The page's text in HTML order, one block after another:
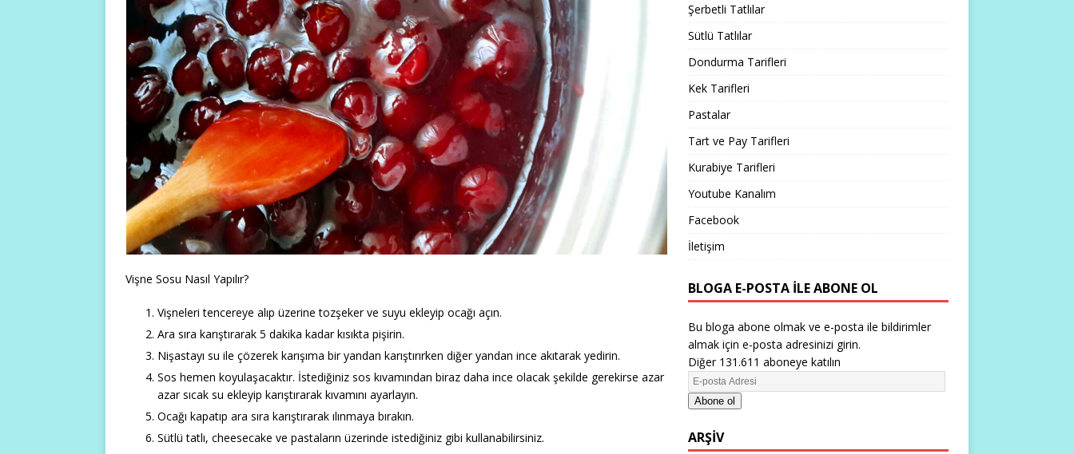
Vişne Sosu Nasıl Yapılır?
Vişneleri tencereye alıp üzerine tozşeker ve suyu ekleyip ocağı açın.
Ara sıra karıştırarak 5 dakika kadar kısıkta pişirin.
Nişastayı su ile çözerek karışıma bir yandan karıştırırken diğer yandan ince akıtarak yedirin.
Sos hemen koyulaşacaktır. İstediğiniz sos kıvamından biraz daha ince olacak şekilde gerekirse azar
azar sıcak su ekleyip karıştırarak kıvamını ayarlayın.
Ocağı kapatıp ara sıra karıştırarak ılınmaya bırakın.
Sütlü tatlı, cheesecake ve pastaların üzerinde istediğiniz gibi kullanabilirsiniz.
Şerbetli Tatlılar
Sütlü Tatlılar
Dondurma Tarifleri
Kek Tarifleri
Pastalar
Tart ve Pay Tarifleri
Kurabiye Tarifleri
Youtube Kanalım
Facebook
İletişim
BLOGA E-POSTA ILE ABONE OL
Bu bloga abone olmak ve e-posta ile bildirimler
almak için e-posta adresinizi girin.
Diğer 131.611 aboneye katılın
Abone ol
ARŞIV